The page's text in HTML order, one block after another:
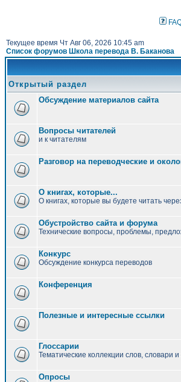
Текущее время Чт Авг 06, 2026 10:45 am
Список форумов Школа перевода В. Баканова
Открытый раздел
Обсуждение материалов сайта
Вопросы читателей
и к читателям
Разговор на переводческие и
О книгах, которые...
О книгах, которые вы будете читать
Обустройство сайта и форума
Технические вопросы, проблемы,
Конкурс
Обсуждение конкурса переводов
Конференция
Полезные и интересные ссылки
Глоссарии
Тематические коллекции слов, словари и
Опросы